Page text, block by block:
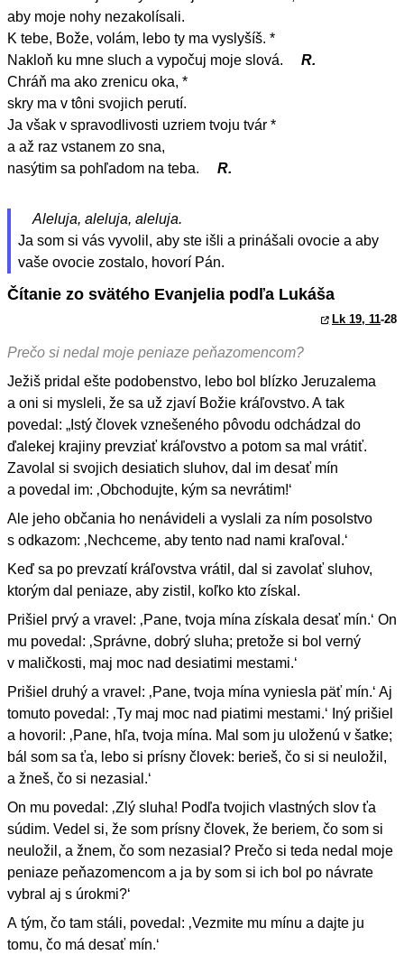
aby moje nohy nezakolísali.
K tebe, Bože, volám, lebo ty ma vyslyšíš. *
Nakloň ku mne sluch a vypočuj moje slová.
R.
Chráň ma ako zrenicu oka, *
skry ma v tôni svojich perutí.
Ja však v spravodlivosti uzriem tvoju tvár *
a až raz vstanem zo sna,
nasýtim sa pohľadom na teba.
R.
Aleluja, aleluja, aleluja.
Ja som si vás vyvolil, aby ste išli a prinášali ovocie a aby
vaše ovocie zostalo, hovorí Pán.
Čítanie zo svätého Evanjelia podľa Lukáša
Lk 19, 11-28
Prečo si nedal moje peniaze peňazomencom?
Ježiš pridal ešte podobenstvo, lebo bol blízko Jeruzalema
a oni si mysleli, že sa už zjaví Božie kráľovstvo. A tak
povedal: „Istý človek vznešeného pôvodu odchádzal do
ďalekej krajiny prevziať kráľovstvo a potom sa mal vrátiť.
Zavolal si svojich desiatich sluhov, dal im desať mín
a povedal im: ‚Obchodujte, kým sa nevrátim!‘
Ale jeho občania ho nenávideli a vyslali za ním posolstvo
s odkazom: ‚Nechceme, aby tento nad nami kraľoval.‘
Keď sa po prevzatí kráľovstva vrátil, dal si zavolať sluhov,
ktorým dal peniaze, aby zistil, koľko kto získal.
Prišiel prvý a vravel: ‚Pane, tvoja mína získala desať mín.‘ On
mu povedal: ‚Správne, dobrý sluha; pretože si bol verný
v maličkosti, maj moc nad desiatimi mestami.‘
Prišiel druhý a vravel: ‚Pane, tvoja mína vyniesla päť mín.‘ Aj
tomuto povedal: ‚Ty maj moc nad piatimi mestami.‘ Iný prišiel
a hovoril: ‚Pane, hľa, tvoja mína. Mal som ju uloženú v šatke;
bál som sa ťa, lebo si prísny človek: berieš, čo si si neuložil,
a žneš, čo si nezasial.‘
On mu povedal: ‚Zlý sluha! Podľa tvojich vlastných slov ťa
súdim. Vedel si, že som prísny človek, že beriem, čo som si
neuložil, a žnem, čo som nezasial? Prečo si teda nedal moje
peniaze peňazomencom a ja by som si ich bol po návrate
vybral aj s úrokmi?‘
A tým, čo tam stáli, povedal: ‚Vezmite mu mínu a dajte ju
tomu, čo má desať mín.‘